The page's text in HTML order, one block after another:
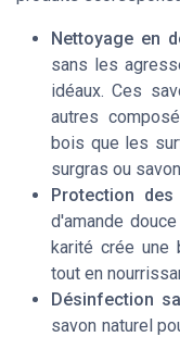
Nettoyage en
sans les
idéaux. Ces
autres
bois que les
surgras ou
Protection
d'amande
karité crée une
tout en
Désinfection
savon naturel